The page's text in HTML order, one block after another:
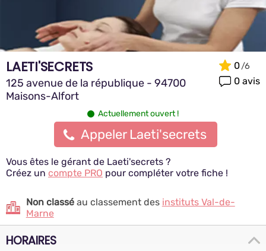
LAETI'SECRETS
125 avenue de la république - 94700
Maisons-Alfort
0
0 avis
Actuellement ouvert !
Appeler Laeti'secrets
Vous êtes le gérant de Laeti'secrets ?
Créez un compte PRO pour compléter votre fiche !
Non classéau classement des instituts Val-de-
Marne
HORAIRES